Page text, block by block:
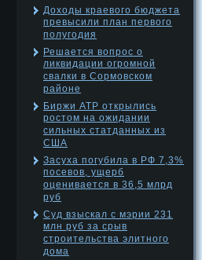
Доходы краевого бюджета
превысили план первого
полугодия
Решается вопрос о
ликвидации огромной
свалки в Сормовском
районе
Биржи АТР открылись
ростом на ожидании
сильных статданных из
США
Засуха погубила в РФ 7,3%
посевов, ущерб
оценивается в 36,5 млрд
руб
Суд взыскал с мэрии 231
млн руб за срыв
строительства элитного
дома